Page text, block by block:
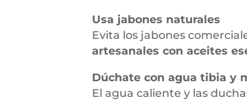
Usa jabones naturales
Evita los jabones
artesanales con aceites
Dúchate con agua tibia y
El agua caliente y las